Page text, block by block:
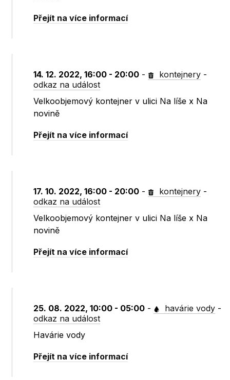
Přejít na více informací
14. 12. 2022, 16:00 - 20:00 - kontejnery -
odkaz na událost
Velkoobjemový kontejner v ulici Na líše x Na
novině
Přejít na více informací
17. 10. 2022, 16:00 - 20:00 - kontejnery -
odkaz na událost
Velkoobjemový kontejner v ulici Na líše x Na
novině
Přejít na více informací
25. 08. 2022, 10:00 - 05:00 - havárie vody -
odkaz na událost
Havárie vody
Přejít na více informací